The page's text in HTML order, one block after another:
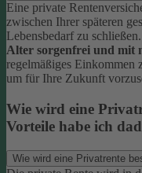
Eine private
zwischen Ihrer späteren
Lebensbedarf zu
Alter sorgenfrei und mit
regelmäßiges
um für Ihre Zukunft
Wie wird eine
Vorteile habe ich
Wie wird eine Privatrente